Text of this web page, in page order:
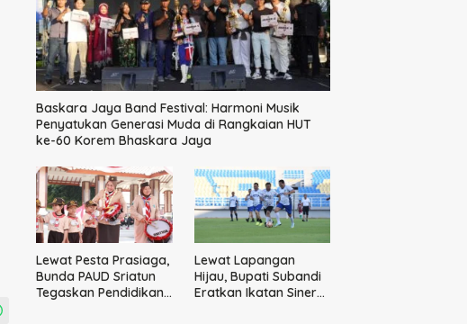
Baskara Jaya Band Festival: Harmoni Musik
Penyatukan Generasi Muda di Rangkaian HUT
ke-60 Korem Bhaskara Jaya
Lewat Pesta Prasiaga,
Bunda PAUD Sriatun
Tegaskan Pendidikan
Lewat Lapangan
Hijau, Bupati Subandi
Eratkan Ikatan Sinergi